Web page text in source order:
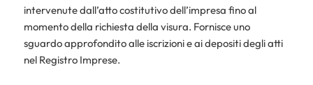
intervenute dall’atto costitutivo dell’impresa fino al
momento della richiesta della visura. Fornisce uno
sguardo approfondito alle iscrizioni e ai depositi degli atti
nel Registro Imprese.